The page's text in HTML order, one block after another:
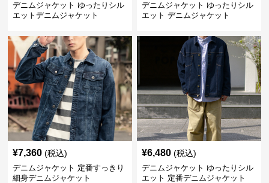
デニムジャケット ゆったりシル
エットデニムジャケット
デニムジャケット ゆったりシル
エット デニムジャケット
¥7,360 (税込)
デニムジャケット 定番すっきり
細身デニムジャケット
¥6,480 (税込)
デニムジャケット ゆったりシル
エット 定番デニムジャケット